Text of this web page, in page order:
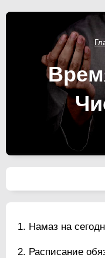
Намаз на
Расписание